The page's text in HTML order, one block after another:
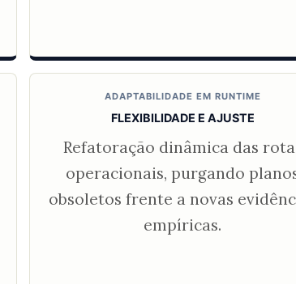
ADAPTABILIDADE EM RUNTIME
FLEXIBILIDADE E AJUSTE
Refatoração dinâmica das
operacionais, purgando
obsoletos frente a novas
empíricas.